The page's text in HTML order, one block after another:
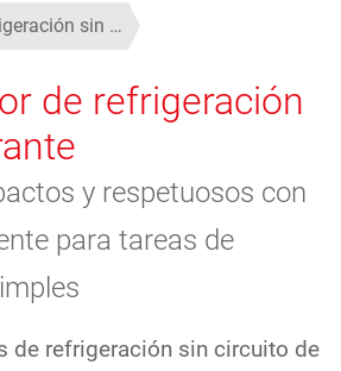
sin …
de refrigeración
y respetuosos con
para tareas de
de refrigeración sin circuito de